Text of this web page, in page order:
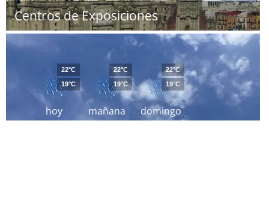
Centros de Exposiciones
hoy
22°C
19°C
mañana
22°C
19°C
domingo
22°C
19°C